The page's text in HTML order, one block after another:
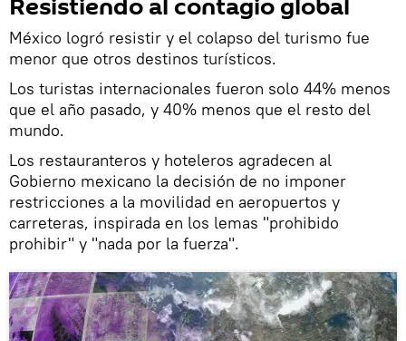
Resistiendo al contagio global
México logró resistir y el colapso del turismo fue
menor que otros destinos turísticos.
Los turistas internacionales fueron solo 44% menos
que el año pasado, y 40% menos que el resto del
mundo.
Los restauranteros y hoteleros agradecen al
Gobierno mexicano la decisión de no imponer
restricciones a la movilidad en aeropuertos y
carreteras, inspirada en los lemas "prohibido
prohibir" y "nada por la fuerza".